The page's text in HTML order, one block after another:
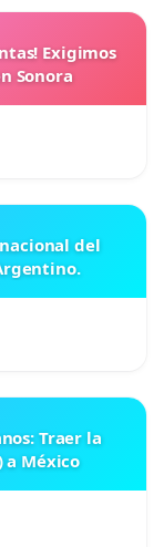
Exigimos
Sonora
del
Traer la
a México